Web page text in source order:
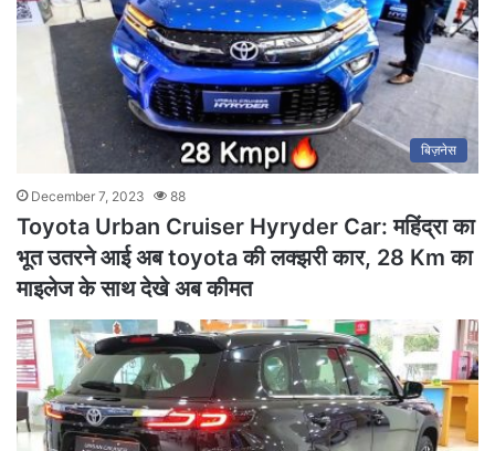
बिज़नेस
December 7, 2023 88
Toyota Urban Cruiser Hyryder Car: महिंद्रा का
भूत उतरने आई अब toyota की लक्झरी कार, 28 Km का
माइलेज के साथ देखे अब कीमत